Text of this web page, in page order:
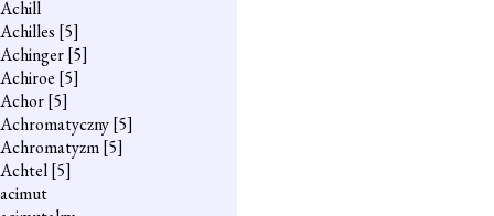
Achill
Achilles [5]
Achinger[5]
Achiroe [5]
Achor[5]
Achromatyczny[5]
Achromatyzm[5]
Achtel[5]
acimut